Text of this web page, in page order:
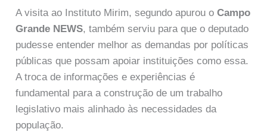
A visita ao Instituto Mirim, segundo apurou oCampo
Grande NEWS, também serviu para que o deputado
pudesse entender melhor as demandas por políticas
públicas que possam apoiar instituições como essa.
A troca de informações e experiências é
fundamental para a construção de um trabalho
legislativo mais alinhado às necessidades da
população.